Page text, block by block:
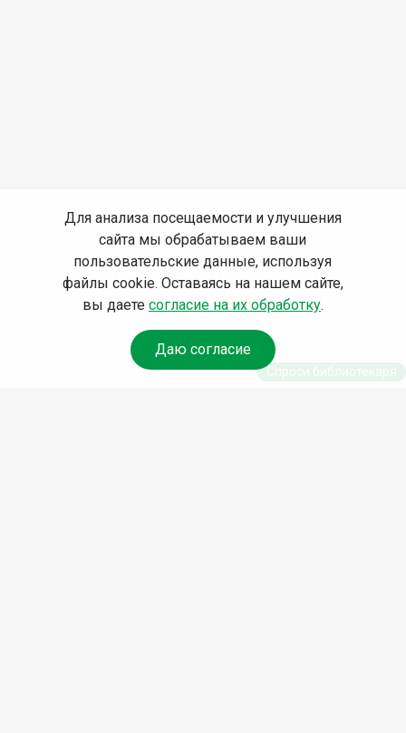
Для анализа посещаемости и улучшения
сайта мы обрабатываем ваши
пользовательские данные, используя
файлы cookie. Оставаясь на нашем сайте,
вы даете согласие на их обработку.
Даю согласие
Спроси библиотекаря